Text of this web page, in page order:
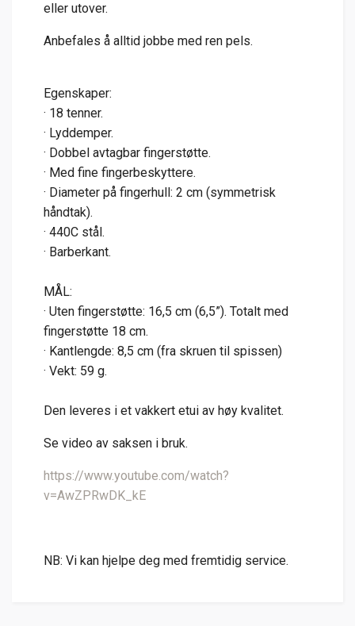
eller utover.
Anbefales å alltid jobbe med ren pels.
Egenskaper:
· 18 tenner.
· Lyddemper.
· Dobbel avtagbar fingerstøtte.
· Med fine fingerbeskyttere.
· Diameter på fingerhull: 2 cm (symmetrisk
håndtak).
· 440C stål.
· Barberkant.
MÅL:
· Uten fingerstøtte: 16,5 cm (6,5”). Totalt med
fingerstøtte 18 cm.
· Kantlengde: 8,5 cm (fra skruen til spissen)
· Vekt: 59 g.
Den leveres i et vakkert etui av høy kvalitet.
Se video av saksen i bruk.
https://www.youtube.com/watch?
v=AwZPRwDK_kE
NB: Vi kan hjelpe deg med fremtidig service.